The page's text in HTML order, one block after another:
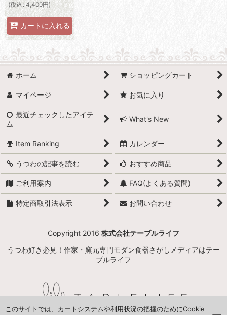
(税込: 4,400円)
カートに入れる
ホーム ショッピングカート
マイページ お気に入り
最近チェックしたアイテ
ム
What's New
Item Ranking カレンダー
うつわの記事を読む おすすめ商品
ご利用案内 FAQ(よくある質問)
特定商取引法表示 お問い合わせ
Copyright 2016 株式会社テーブルライフ
うつわ好き必見！作家・窯元専門モダン食器さがしメディアはテー
ブルライフ
このサイトでは、カートシステムや利用状況の把握のためにCookie